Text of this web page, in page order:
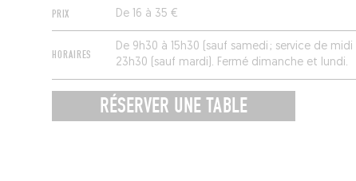
PRIX De 16 à 35 €
HORAIRES
De 9h30 à 15h30 (sauf samedi ; service de midi
23h30 (sauf mardi). Fermé dimanche et lundi.
RÉSERVER UNE TABLE